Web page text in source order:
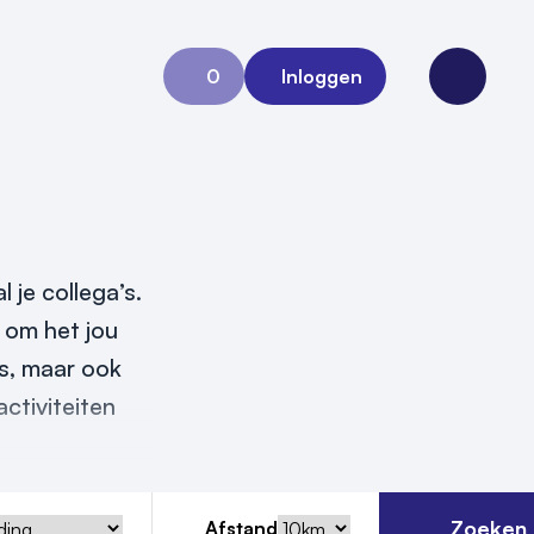
0
Aanvraag 0
Inloggen
Open
je collega’s.
het jou
maar ook
Afstand Zoeken